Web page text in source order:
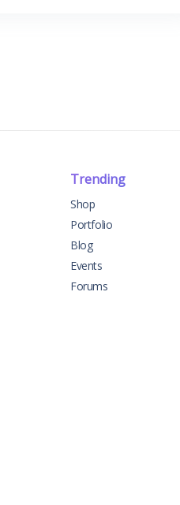
Trending
Shop
Portfolio
Blog
Events
Forums